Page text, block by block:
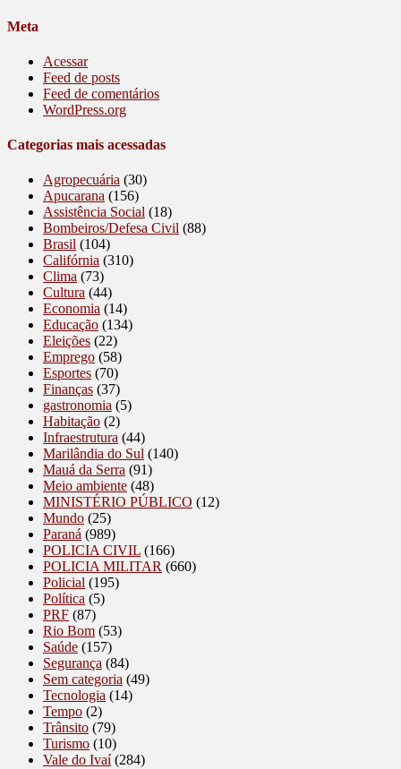
Meta
Acessar
Feed de posts
Feed de comentários
WordPress.org
Categorias mais acessadas
Agropecuária (30)
Apucarana (156)
Assistência Social (18)
Bombeiros/Defesa Civil (88)
Brasil (104)
Califórnia (310)
Clima (73)
Cultura (44)
Economia (14)
Educação (134)
Eleições (22)
Emprego (58)
Esportes (70)
Finanças (37)
gastronomia (5)
Habitação (2)
Infraestrutura (44)
Marilândia do Sul (140)
Mauá da Serra (91)
Meio ambiente (48)
MINISTÉRIO PÚBLICO (12)
Mundo (25)
Paraná (989)
POLICIA CIVIL (166)
POLICIA MILITAR (660)
Policial (195)
Política (5)
PRF (87)
Rio Bom (53)
Saúde (157)
Segurança (84)
Sem categoria (49)
Tecnologia (14)
Tempo (2)
Trânsito (79)
Turismo (10)
Vale do Ivaí(284)